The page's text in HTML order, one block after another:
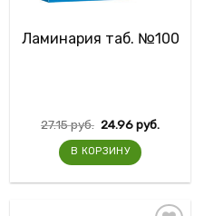
Ламинария таб. №100
27.15руб. 24.96руб.
В КОРЗИНУ